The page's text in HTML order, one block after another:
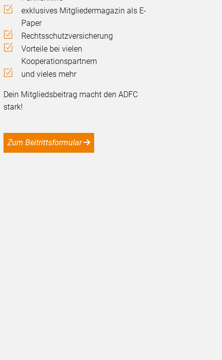
exklusives Mitgliedermagazin als E-
Paper
Rechtsschutzversicherung
Vorteile bei vielen
Kooperationspartnern
und vieles mehr
Dein Mitgliedsbeitrag macht den ADFC
stark!
Zum Beitrittsformular